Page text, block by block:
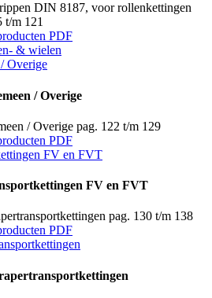
t/m 121
PDF
& wielen
Overige
/ Overige
pag. 122 t/m 129
PDF
FV en FVT
FV en FVT
pag. 130 t/m 138
PDF